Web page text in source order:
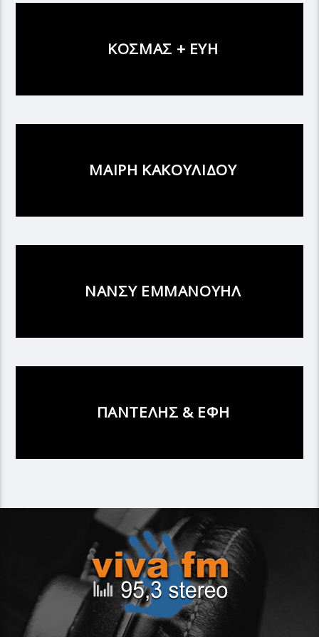
ΚΟΣΜΑΣ + ΕΥΗ
ΜΑΙΡΗ ΚΑΚΟΥΛΙΔΟΥ
ΝΑΝΣΥ ΕΜΜΑΝΟΥΗΛ
ΠΑΝΤΕΛΗΣ & ΕΦΗ